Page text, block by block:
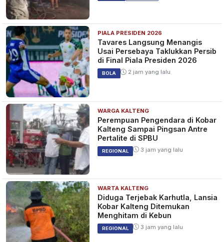
PIALA PRESIDEN 2026
Tavares Langsung Menangis
Usai Persebaya Taklukkan Persib
di Final Piala Presiden 2026
BOLA 2 jam yang lalu
WARGA KALTENG
Perempuan Pengendara di Kobar
Kalteng Sampai Pingsan Antre
Pertalite di SPBU
REGIONAL 3 jam yang lalu
WARTA KALTENG
Diduga Terjebak Karhutla, Lansia
Kobar Kalteng Ditemukan
Menghitam di Kebun
REGIONAL 3 jam yang lalu